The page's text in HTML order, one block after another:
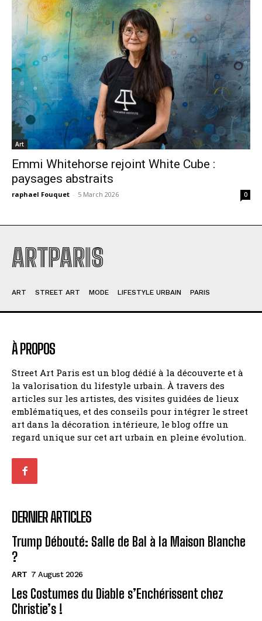
Art
Emmi Whitehorse rejoint White Cube :
paysages abstraits
raphael Fouquet - 5 March 2026 0
ARTPARIS
ART STREET ART MODE LIFESTYLE URBAIN PARIS
À PROPOS
Street Art Paris est un blog dédié à la découverte et à
la valorisation du lifestyle urbain. À travers des
articles sur les artistes, des visites guidées de lieux
emblématiques, et des conseils pour intégrer le street
art dans la décoration intérieure, le blog offre un
regard unique sur cet art urbain en pleine évolution.
DERNIER ARTICLES
Trump Débouté: Salle de Bal à la Maison Blanche
?
ART 7 August 2026
Les Costumes du Diable s’Enchérissent chez
Christie’s !